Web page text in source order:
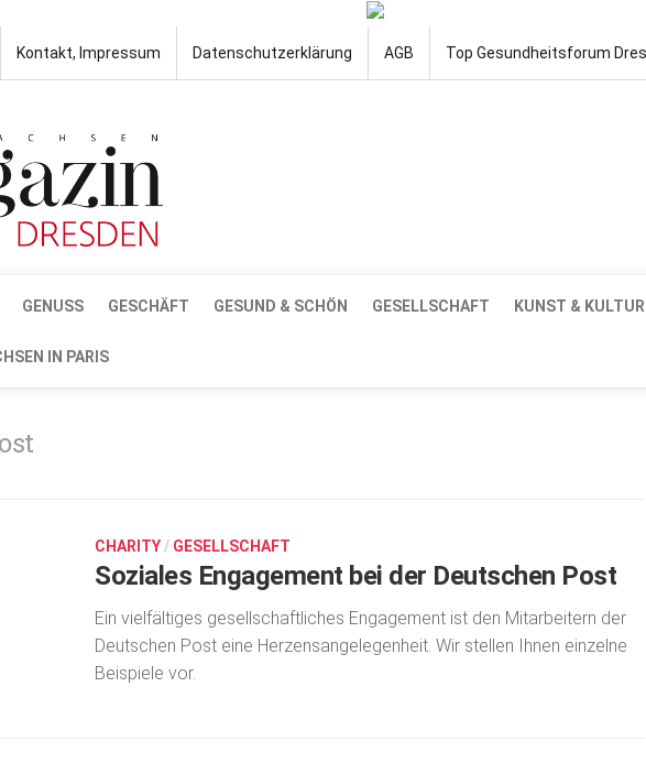
Kontakt, Impressum Datenschutzerklärung AGB Top Gesundheitsforum
GENUSS GESCHÄFT GESUND & SCHÖN GESELLSCHAFT KUNST & KULTUR
IN PARIS
CHARITY / GESELLSCHAFT
Soziales Engagement bei der Deutschen Post
Ein vielfältiges gesellschaftliches Engagement ist den Mitarbeitern der
Deutschen Post eine Herzensangelegenheit. Wir stellen Ihnen einzelne
Beispiele vor.